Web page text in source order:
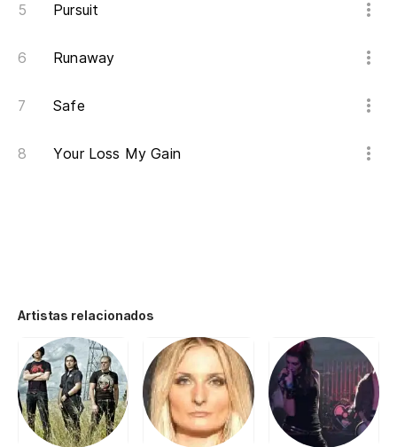
Pursuit
Runaway
Safe
Your Loss My Gain
Artistas relacionados